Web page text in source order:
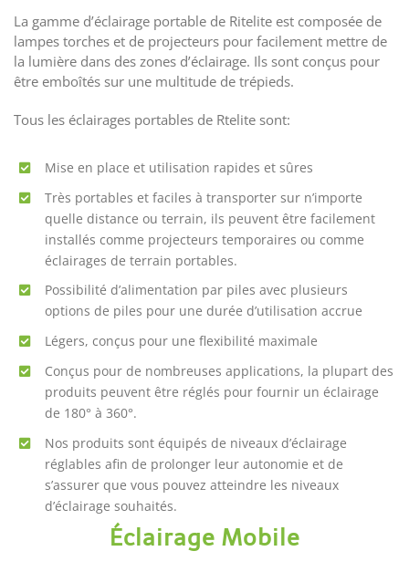
La gamme d’éclairage portable de Ritelite est composée de
lampes torches et de projecteurs pour facilement mettre de
la lumière dans des zones d’éclairage. Ils sont conçus pour
être emboîtés sur une multitude de trépieds.
Tous les éclairages portables de Rtelite sont:
Mise en place et utilisation rapides et sûres
Très portables et faciles à transporter sur n’importe
quelle distance ou terrain, ils peuvent être facilement
installés comme projecteurs temporaires ou comme
éclairages de terrain portables.
Possibilité d’alimentation par piles avec plusieurs
options de piles pour une durée d’utilisation accrue
Légers, conçus pour une flexibilité maximale
Conçus pour de nombreuses applications, la plupart des
produits peuvent être réglés pour fournir un éclairage
de 180° à 360°.
Nos produits sont équipés de niveaux d’éclairage
réglables afin de prolonger leur autonomie et de
s’assurer que vous pouvez atteindre les niveaux
d’éclairage souhaités.
Éclairage Mobile